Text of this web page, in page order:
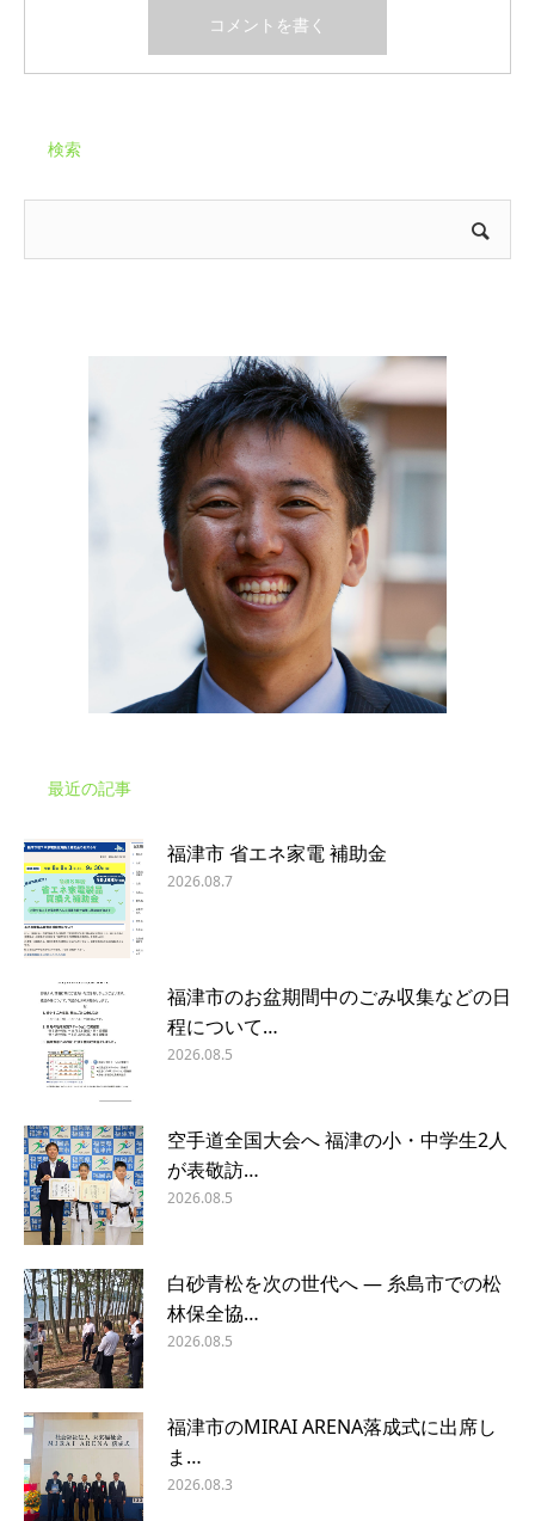
検索
最近の記事
福津市 省エネ家電 補助金
2026.08.7
福津市のお盆期間中のごみ収集などの日
程について…
2026.08.5
空手道全国大会へ 福津の小・中学生2人
が表敬訪…
2026.08.5
白砂青松を次の世代へ ― 糸島市での松
林保全協…
2026.08.5
福津市のMIRAI ARENA落成式に出席し
ま…
2026.08.3